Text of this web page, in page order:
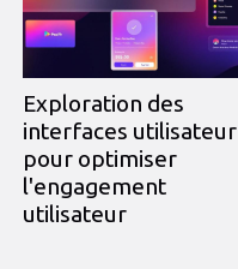
Exploration des
interfaces utilisateur
pour optimiser
l'engagement
utilisateur